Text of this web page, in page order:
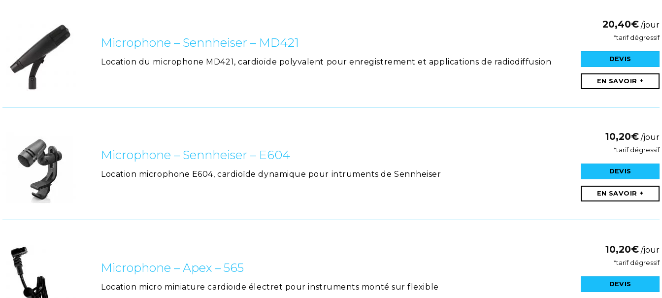
Microphone – Sennheiser – MD421
Location du microphone MD421, cardioïde polyvalent pour enregistrement et applications de radiodiffusion
20,40€ /jour
*tarif dégressif
DEVIS
EN SAVOIR +
Microphone – Sennheiser – E604
Location microphone E604, cardioïde dynamique pour intruments de Sennheiser
10,20€ /jour
*tarif dégressif
DEVIS
EN SAVOIR +
Microphone – Apex – 565
Location micro miniature cardioïde électret pour instruments monté sur flexible
10,20€ /jour
*tarif dégressif
DEVIS